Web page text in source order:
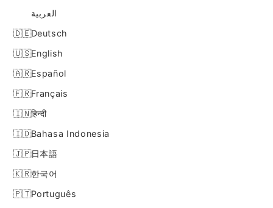
العربية
Deutsch
English
Español
Français
हिन्दी
Bahasa Indonesia
日本語
한국어
Português